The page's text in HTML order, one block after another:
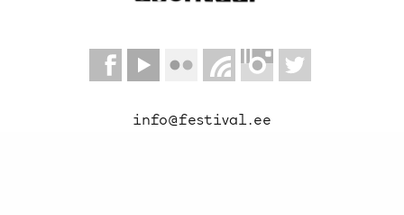
info@festival.ee